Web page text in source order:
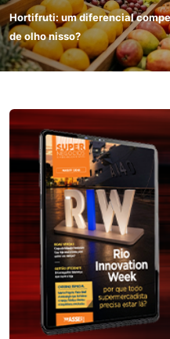
Hortifruti: um diferencial
de olho nisso?